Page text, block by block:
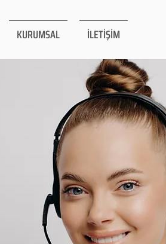
KURUMSAL İLETİŞİM